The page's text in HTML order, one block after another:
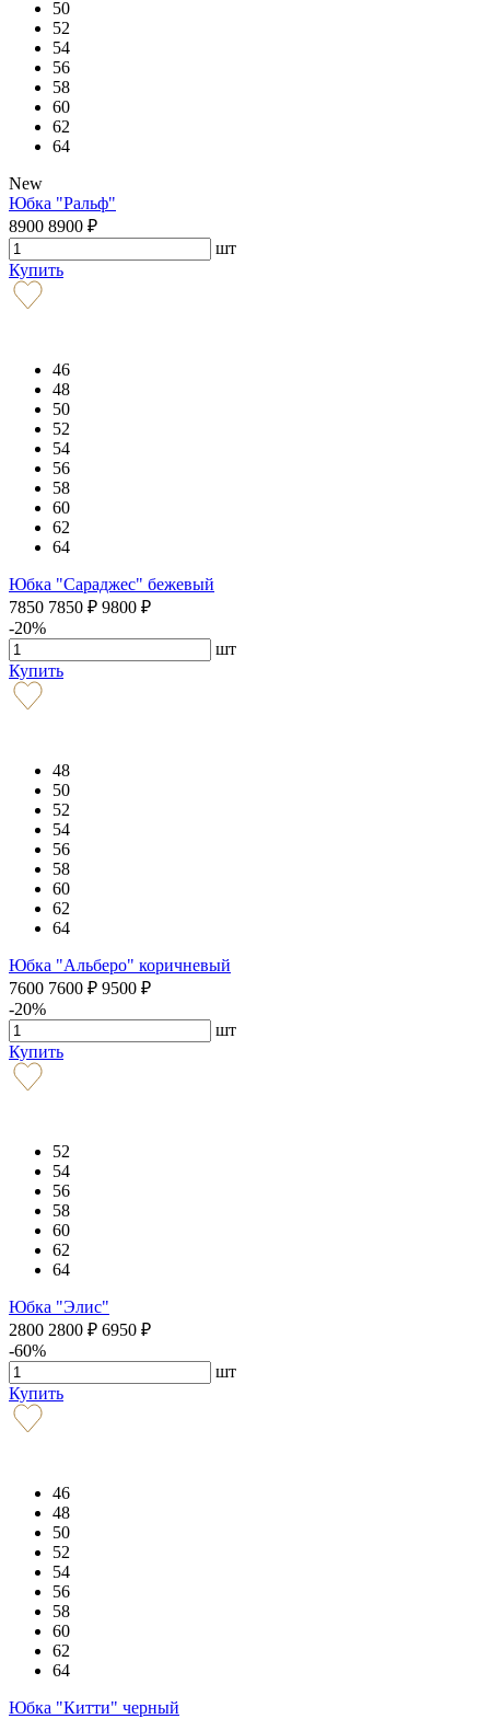
50
52
54
56
58
60
62
64
New
Юбка "Ральф"
8900 8900 ₽
шт
Купить
46
48
50
52
54
56
58
60
62
64
Юбка "Сараджес" бежевый
7850 7850 ₽ 9800 ₽
-20%
шт
Купить
48
50
52
54
56
58
60
62
64
Юбка "Альберо" коричневый
7600 7600 ₽ 9500 ₽
-20%
шт
Купить
52
54
56
58
60
62
64
Юбка "Элис"
2800 2800 ₽ 6950 ₽
-60%
шт
Купить
46
48
50
52
54
56
58
60
62
64
Юбка "Китти" черный